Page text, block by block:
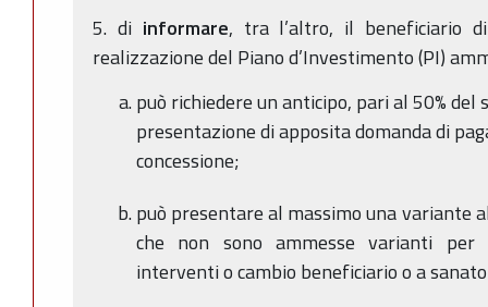
5. di informare, tra l’altro, il beneficiario
realizzazione del Piano d’Investimento (PI)
può richiedere un anticipo, pari al 50% del
presentazione di apposita domanda di
concessione;
può presentare al massimo una variante
che non sono ammesse varianti per
interventi o cambio beneficiario o a